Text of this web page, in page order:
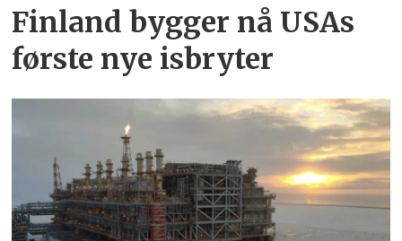
Finland bygger nå USAs
første nye isbryter